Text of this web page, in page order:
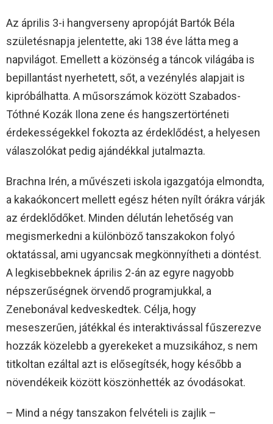
Az április 3-i hangverseny apropóját Bartók Béla
születésnapja jelentette, aki 138 éve látta meg a
napvilágot. Emellett a közönség a táncok világába is
bepillantást nyerhetett, sőt, a vezénylés alapjait is
kipróbálhatta. A műsorszámok között Szabados-
Tóthné Kozák Ilona zene és hangszertörténeti
érdekességekkel fokozta az érdeklődést, a helyesen
válaszolókat pedig ajándékkal jutalmazta.
Brachna Irén, a művészeti iskola igazgatója elmondta,
a kakaókoncert mellett egész héten nyílt órákra várják
az érdeklődőket. Minden délután lehetőség van
megismerkedni a különböző tanszakokon folyó
oktatással, ami ugyancsak megkönnyítheti a döntést.
A legkisebbeknek április 2-án az egyre nagyobb
népszerűségnek örvendő programjukkal, a
Zenebonával kedveskedtek. Célja, hogy
meseszerűen, játékkal és interaktivással fűszerezve
hozzák közelebb a gyerekeket a muzsikához, s nem
titkoltan ezáltal azt is elősegítsék, hogy később a
növendékeik között köszönhették az óvodásokat.
– Mind a négy tanszakon felvételi is zajlik –